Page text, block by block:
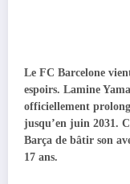
Le FC Barcelone
espoirs. Lamine
officiellement
jusqu’en juin 2031.
Barça de bâtir son
17 ans.